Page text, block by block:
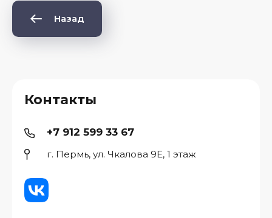
Назад
Контакты
+7 912 599 33 67
г. Пермь, ул. Чкалова 9Е, 1 этаж